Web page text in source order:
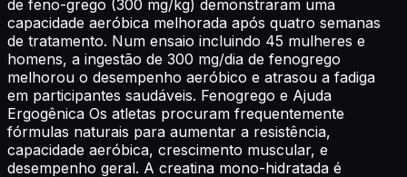
de feno-grego (300 mg/kg) demonstraram uma
capacidade aeróbica melhorada após quatro semanas
de tratamento. Num ensaio incluindo 45 mulheres e
homens, a ingestão de 300 mg/dia de fenogrego
melhorou o desempenho aeróbico e atrasou a fadiga
em participantes saudáveis. Fenogrego e Ajuda
Ergogênica Os atletas procuram frequentemente
fórmulas naturais para aumentar a resistência,
capacidade aeróbica, crescimento muscular, e
desempenho geral. A creatina mono-hidratada é